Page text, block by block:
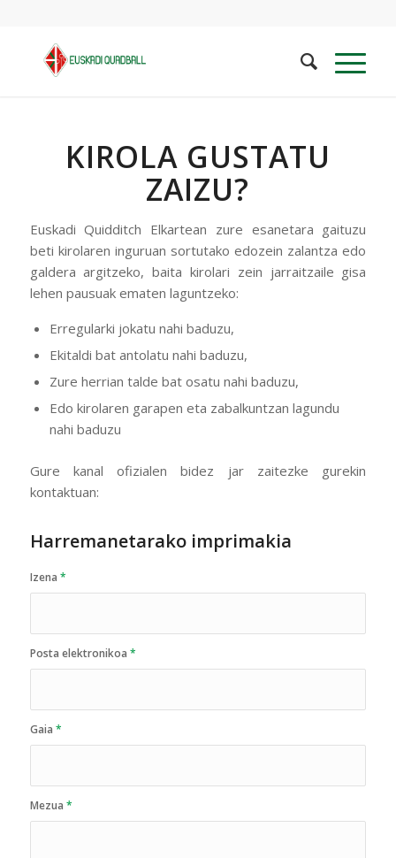
KIROLA GUSTATU
ZAIZU?
Euskadi Quidditch Elkartean zure esanetara gaituzu
beti kirolaren inguruan sortutako edozein zalantza edo
galdera argitzeko, baita kirolari zein jarraitzaile gisa
lehen pausuak ematen laguntzeko:
Erregularki jokatu nahi baduzu,
Ekitaldi bat antolatu nahi baduzu,
Zure herrian talde bat osatu nahi baduzu,
Edo kirolaren garapen eta zabalkuntzan lagundu
nahi baduzu
Gure kanal ofizialen bidez jar zaitezke gurekin
kontaktuan:
Harremanetarako imprimakia
Izena *
Posta elektronikoa *
Gaia *
Mezua *